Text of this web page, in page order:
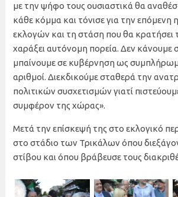
με την ψήφο τους ουσιαστικά θα
κάθε κόμμα και τόνισε για την επόμενη
εκλογών και τη στάση που θα κρατήσει
χαράξει αυτόνομη πορεία. Δεν κάνουμε
μπαίνουμε σε κυβέρνηση ως
αριθμοί. Διεκδικούμε σταθερά την
πολιτικών συσχετισμών γιατί
συμφέρον της χώρας».
Μετά την επίσκεψή της στο εκλογικό
στο στάδιο των Τρικάλων όπου
στίβου και όπου βράβευσε τους